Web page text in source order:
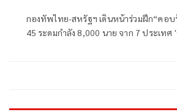
กองทัพไทย-สหรัฐฯ เดินหน้าร่วมฝึก“คอบ
45 ระดมกำลัง 8,000 นาย จาก 7 ประเทศ 'จีน' ยังเข้าร่วม